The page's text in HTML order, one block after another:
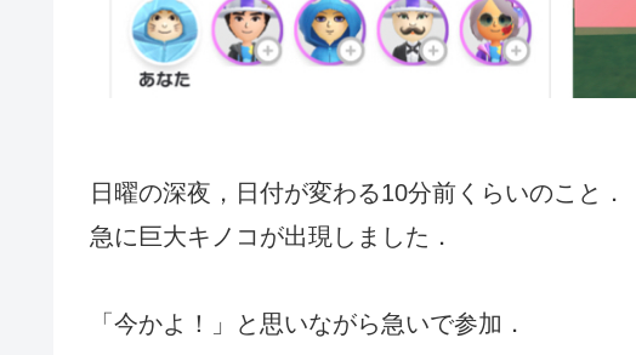
日曜の深夜，日付が変わる10分前くらいのこと．
急に巨大キノコが出現しました．
「今かよ！」と思いながら急いで参加．